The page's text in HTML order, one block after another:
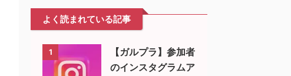
よく読まれている記事
1
【ガルプラ】参加者
のインスタグラムア